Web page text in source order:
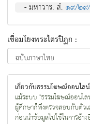
- มหาวาร. สํ.๑๙/๒
เชื่อมโยงพระไตรปิฏก :
เกี่ยวกับธรรมโฆษณ์ออนไล
แม้ระบบ "ธรรมโฆษณ์ออนไ
ผู้ศึกษาก็พึงตรวจสอบกับตัว
ก่อนนำข้อมูลไปใช้ในการอ้าง